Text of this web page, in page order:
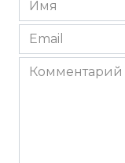
*
Email
*
Комментарий